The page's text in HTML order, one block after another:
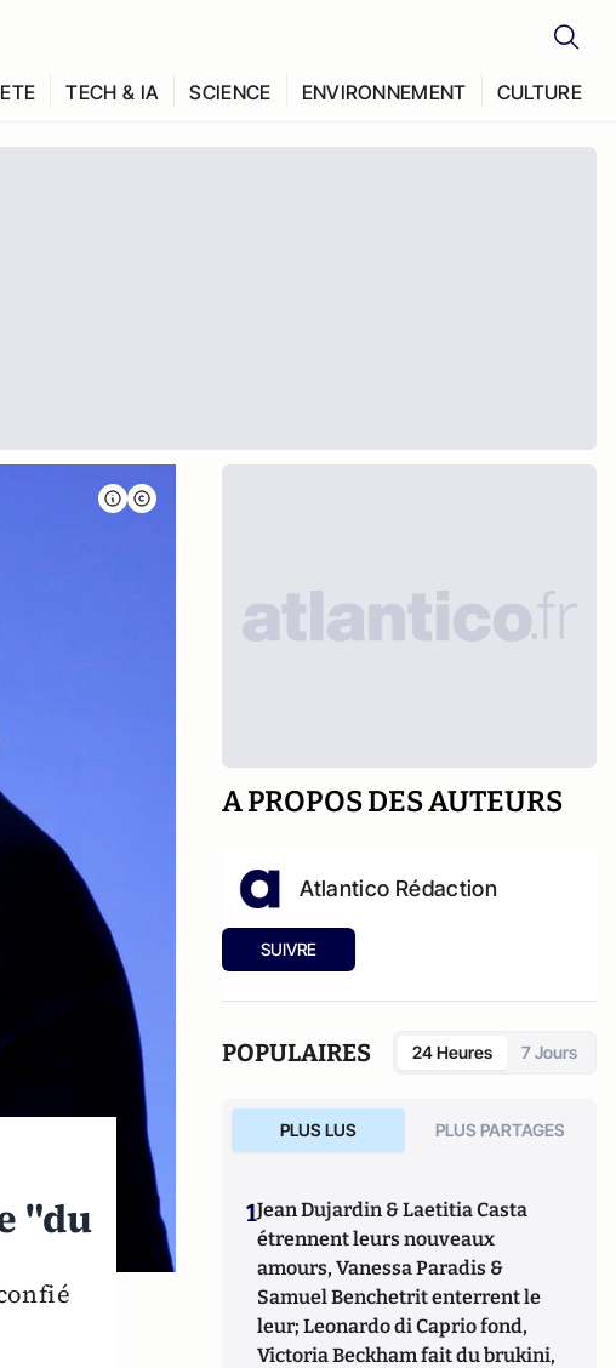
TECH & IA SCIENCE ENVIRONNEMENT CULTURE
"du
A PROPOS DES AUTEURS
Atlantico Rédaction
SUIVRE
POPULAIRES 24 Heures 7 Jours
PLUS LUS PLUS PARTAGES
1Jean Dujardin & Laetitia Casta
étrennent leurs nouveaux
amours, Vanessa Paradis &
Samuel Benchetrit enterrent le
leur; Leonardo di Caprio fond,
Victoria Beckham fait du brukini,